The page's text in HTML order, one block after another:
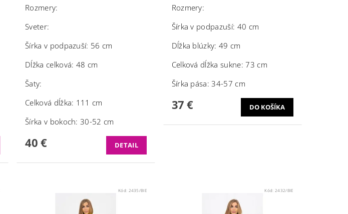
Rozmery:
Sveter:
Šírka v podpazuší: 56 cm
Dĺžka celková: 48 cm
Šaty:
Celková dĺžka: 111 cm
Šírka v bokoch: 30-52 cm
40 € DETAIL
Rozmery:
Šírka v podpazuší: 40 cm
Dĺžka blúzky: 49 cm
Celková dĺžka sukne: 73 cm
Šírka pása: 34-57 cm
37 €
Kód: 2435/BIE Kód:2432/BIE